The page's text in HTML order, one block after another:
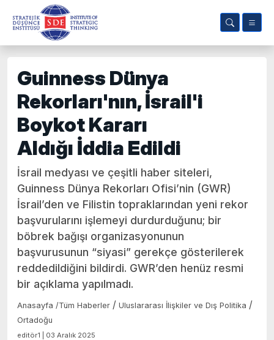
Guinness Dünya
Rekorları'nın, İsrail'i
Boykot Kararı
Aldığı İddia Edildi
İsrail medyası ve çeşitli haber siteleri,
Guinness Dünya Rekorları Ofisi’nin (GWR)
İsrail’den ve Filistin topraklarından yeni rekor
başvurularını işlemeyi durdurduğunu; bir
böbrek bağışı organizasyonunun
başvurusunun “siyasi” gerekçe gösterilerek
reddedildiğini bildirdi. GWR’den henüz resmi
bir açıklama yapılmadı.
Anasayfa /Tüm Haberler / Uluslararası İlişkiler ve Dış Politika /
Ortadoğu
editör1 | 03 Aralık 2025